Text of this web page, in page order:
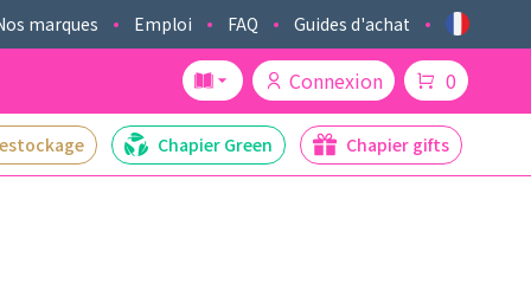
marques Emploi FAQ Guides d'achat
Connexion 0
Chapier Green Chapier gifts